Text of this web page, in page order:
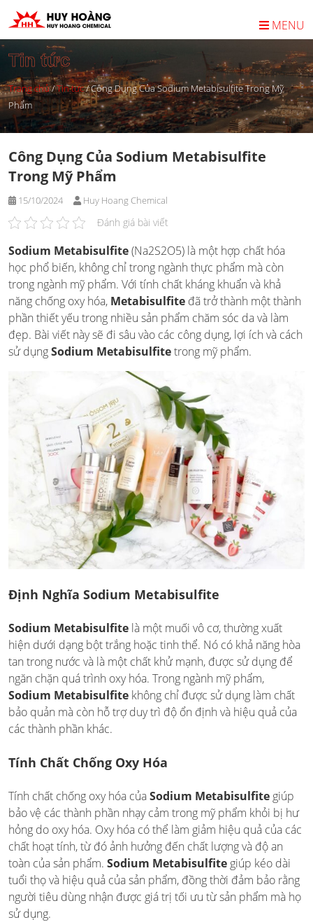
Skip
to
content
MENU
Tin tức
Trang chủ/Tin tức/Công Dụng Của Sodium Metabisulfite Trong Mỹ
Phẩm
Công Dụng Của Sodium Metabisulfite
Trong Mỹ Phẩm
15/10/2024 Huy Hoang Chemical
Đánh giá bài viết
Sodium Metabisulfite(Na2S2O5) là một hợp chất hóa
học phổ biến, không chỉ trong ngành thực phẩm mà còn
trong ngành mỹ phẩm. Với tính chất kháng khuẩn và khả
năng chống oxy hóa, Metabisulfite đã trở thành một thành
phần thiết yếu trong nhiều sản phẩm chăm sóc da và làm
đẹp. Bài viết này sẽ đi sâu vào các công dụng, lợi ích và cách
sử dụngSodium Metabisulfitetrong mỹ phẩm.
Định Nghĩa Sodium Metabisulfite
Sodium Metabisulfite là một muối vô cơ, thường xuất
hiện dưới dạng bột trắng hoặc tinh thể. Nó có khả năng hòa
tan trong nước và là một chất khử mạnh, được sử dụng để
ngăn chặn quá trình oxy hóa. Trong ngành mỹ phẩm,
Sodium Metabisulfite không chỉ được sử dụng làm chất
bảo quản mà còn hỗ trợ duy trì độ ổn định và hiệu quả của
các thành phần khác.
Tính Chất Chống Oxy Hóa
Tính chất chống oxy hóa củaSodium Metabisulfite giúp
bảo vệ các thành phần nhạy cảm trong mỹ phẩm khỏi bị hư
hỏng do oxy hóa. Oxy hóa có thể làm giảm hiệu quả của các
chất hoạt tính, từ đó ảnh hưởng đến chất lượng và độ an
toàn của sản phẩm. Sodium Metabisulfite giúp kéo dài
tuổi thọ và hiệu quả của sản phẩm, đồng thời đảm bảo rằng
người tiêu dùng nhận được giá trị tối ưu từ sản phẩm mà họ
sử dụng.